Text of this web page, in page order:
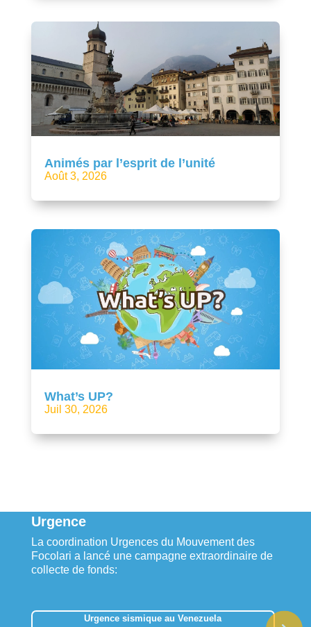
Animés par l’esprit de l’unité
Août 3, 2026
What’s UP?
Juil 30, 2026
Urgence
La coordination Urgences du Mouvement des
Focolari a lancé une campagne extraordinaire de
collecte de fonds:
Urgence sismique au Venezuela